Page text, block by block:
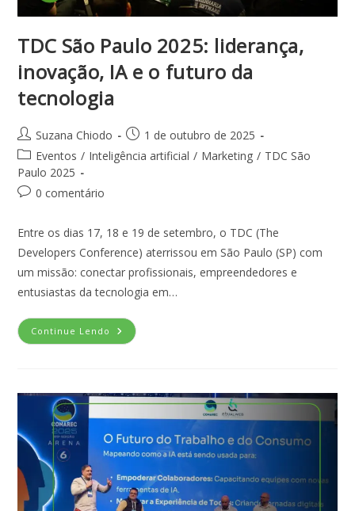
TDC São Paulo 2025: liderança,
inovação, IA e o futuro da
tecnologia
Suzana Chiodo
1 de outubro de 2025
Eventos / Inteligência artificial / Marketing / TDC São
Paulo 2025
0 comentário
Entre os dias 17, 18 e 19 de setembro, o TDC (The
Developers Conference) aterrissou em São Paulo (SP) com
um missão: conectar profissionais, empreendedores e
entusiastas da tecnologia em…
Continue Lendo